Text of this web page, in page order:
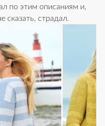
по этим описаниям и,
сказать, страдал.